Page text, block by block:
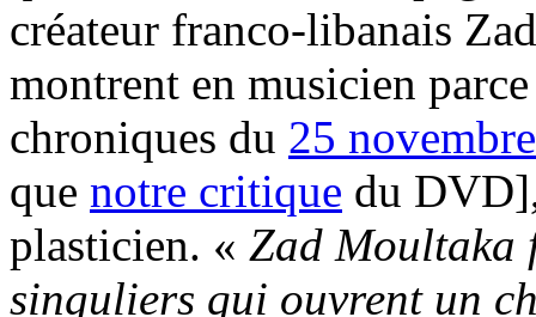
créateur franco-libanais
montrent en musicien
chroniques du 25
que notre critique du
plasticien. « Zad Moultaka
singuliers qui ouvrent un